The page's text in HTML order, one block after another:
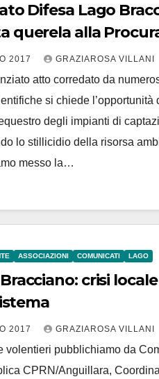
Difesa Lago
querela alla
di Civitavecchia
2017 GRAZIAROSA VILLANI
atto corredato da
si chiede l’opportunità
degli impianti di
lo stillicidio della risorsa
messo la…
ASSOCIAZIONI COMUNICATI LAGO
crisi
2017 GRAZIAROSA VILLANI
volentieri pubblichiamo da
CPRN/Anguillara,